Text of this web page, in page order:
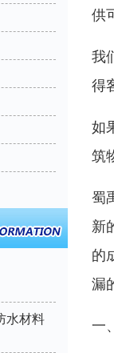
水材料
供
我
得
如
筑
蜀
新
的
漏
一